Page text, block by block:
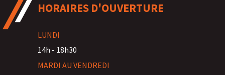
HORAIRES D'OUVERTURE
LUNDI
14h - 18h30
MARDI AU VENDREDI